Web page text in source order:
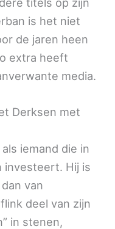
is het niet
de jaren heen
extra heeft
media.
Derksen met
iemand die in
investeert. Hij is
van
deel van zijn
in stenen,